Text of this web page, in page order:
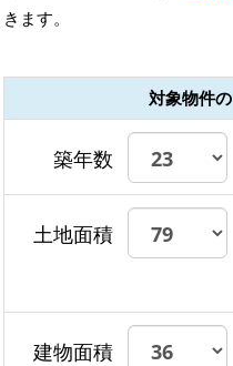
きます。
対象物件
築年数
土地面積
建物面積